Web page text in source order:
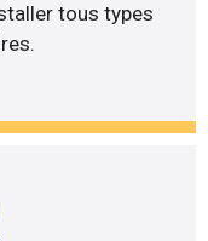
tous types